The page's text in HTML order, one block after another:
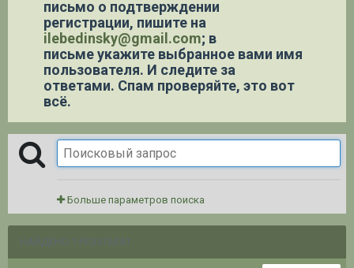
письмо о подтверждении
регистрации, пишите на
ilebedinsky@gmail.com; в
письме укажите выбранное вами имя
пользователя. И следите за
ответами. Спам проверяйте, это вот
всё.
Больше параметров поиска
НАЙДЕНО 1 РЕЗУЛЬТАТ